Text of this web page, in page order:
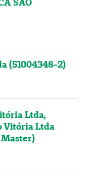
(51004348-2)
Ltda,
Vitória Ltda